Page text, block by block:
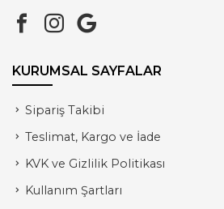
KURUMSAL SAYFALAR
Sipariş Takibi
Teslimat, Kargo ve İade
KVK ve Gizlilik Politikası
Kullanım Şartları